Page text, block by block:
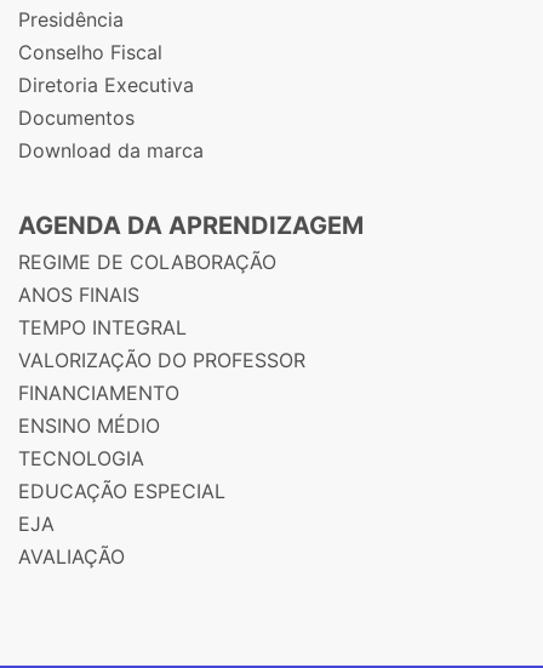
Presidência
Conselho Fiscal
Diretoria Executiva
Documentos
Download da marca
AGENDA DA APRENDIZAGEM
REGIME DE COLABORAÇÃO
ANOS FINAIS
TEMPO INTEGRAL
VALORIZAÇÃO DO PROFESSOR
FINANCIAMENTO
ENSINO MÉDIO
TECNOLOGIA
EDUCAÇÃO ESPECIAL
EJA
AVALIAÇÃO